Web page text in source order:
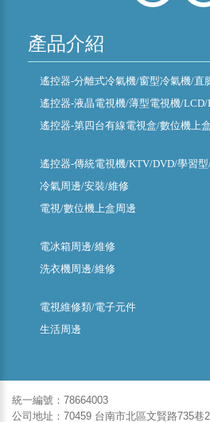
產品介紹
遙控器-分離式冷氣機/窗型冷氣機/直
遙控器-液晶電視機/薄型電視機/LCD/
遙控器-第四台有線電視盒/數位機上
遙控器-傳統電視機/KTV/DVD/學習
冷氣周邊/安裝/維修
電視/數位機上盒周邊
電冰箱周邊/維修
洗衣機周邊/維修
電視維修類/電子元件
生活周邊
統一編號：78664003
公司地址：70459 台南市北區文賢路735巷